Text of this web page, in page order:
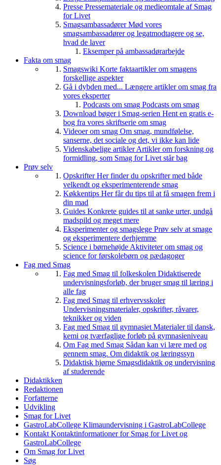
Presse Pressemateriale og medieomtale af Smag
for Livet
SmagsambassadørerMød vores
smagsambassadører og legatmodtagere og se,
hvad de laver
Eksemper på ambassadørarbejde
Fakta om smag
Smagswiki Korte faktaartikler om smagens
forskellige aspekter
Gå i dybden med... Længere artikler om smag fra
vores eksperter
Podcasts om smag Podcasts om smag
Download bøger i Smag-serien Hent en gratis e-
bog fra vores skriftserie om smag
Videoer om smag Om smag, mundfølelse,
sanserne, det sociale og det, vi ikke kan lide
Videnskabelige artiklerArtikler om forskning og
formidling, som Smag for Livet står bag
Prøv selv
OpskrifterHer finder du opskrifter med både
velkendt og eksperimenterende smag
Køkkentips Her får du tips til at få smagen frem i
din mad
Guides Konkrete guides til at sanke urter, undgå
madspild og meget mere
Eksperimenter og smagslege Prøv selv at smage
og eksperimentere derhjemme
Science i børnehøjde Aktiviteter om smag og
science for førskolebørn og pædagoger
Fag med Smag
Fag med Smag til folkeskolen Didaktiserede
undervisningsforløb, der bruger smag til læring i
alle fag
Fag med Smag til erhvervsskoler
Undervisningsmaterialer, opskrifter, råvarer,
teknikker og viden
Fag med Smag til gymnasiet Materialer til dansk,
kemi og tværfaglige forløb på gymnasieniveau
Om Fag med Smag Sådan kan vi lære med og
gennem smag. Om didaktik og læringssyn
Didaktisk hjørne Smagsdidaktik og undervisning
af studerende
Didaktikken
Redaktionen
Forfatterne
Udvikling
Smag for Livet
GastroLabCollege Klimaundervisning i GastroLabCollege
Kontakt Kontaktinformationer for Smag for Livet og
GastroLabCollege
Om Smag for Livet
Søg